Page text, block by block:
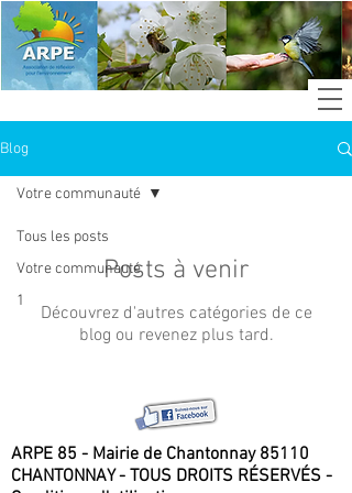
Blog
Tous les posts
Votre communauté
1
Votre communauté
Posts à venir
Découvrez d'autres catégories de ce
blog ou revenez plus tard.
ARPE 85 - Mairie de Chantonnay 85110
CHANTONNAY - TOUS DROITS RÉSERVÉS -